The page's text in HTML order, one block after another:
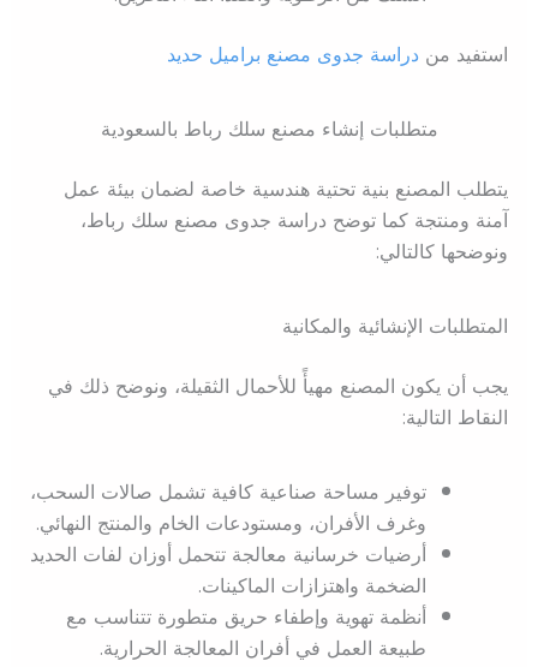
استفيد من دراسة جدوى مصنع براميل حديد
متطلبات إنشاء مصنع سلك رباط بالسعودية
يتطلب المصنع بنية تحتية هندسية خاصة لضمان بيئة عمل
آمنة ومنتجة كما توضح دراسة جدوى مصنع سلك رباط،
ونوضحها كالتالي:
المتطلبات الإنشائية والمكانية
يجب أن يكون المصنع مهيأً للأحمال الثقيلة، ونوضح ذلك في
النقاط التالية:
توفير مساحة صناعية كافية تشمل صالات السحب،
وغرف الأفران، ومستودعات الخام والمنتج النهائي.
أرضيات خرسانية معالجة تتحمل أوزان لفات الحديد
الضخمة واهتزازات الماكينات.
أنظمة تهوية وإطفاء حريق متطورة تتناسب مع
طبيعة العمل في أفران المعالجة الحرارية.